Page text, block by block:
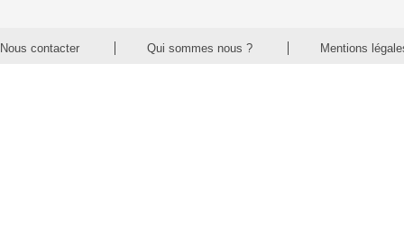
Nous contacter Qui sommes nous ? Mentions